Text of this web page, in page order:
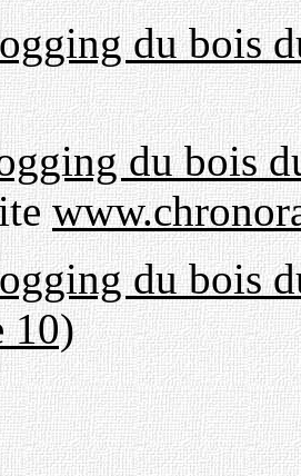
du bois
du bois
du bois
10)